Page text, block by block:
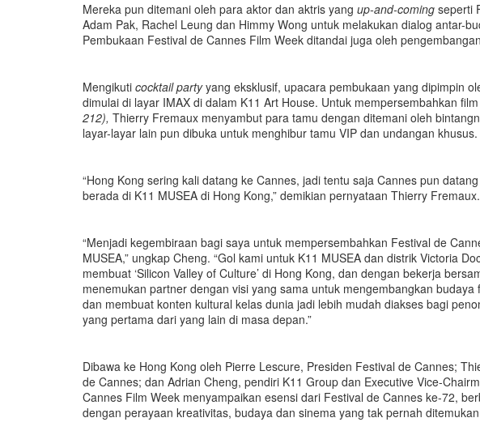
Mereka pun ditemani oleh para aktor dan aktris yang up-and-coming seperti
Adam Pak, Rachel Leung dan Himmy Wong untuk melakukan dialog antar-
Pembukaan Festival de Cannes Film Week ditandai juga oleh
Mengikuti cocktail partyyang eksklusif, upacara pembukaan yang dipimpin
dimulai di layar IMAX di dalam K11 Art House. Untuk mempersembahkan
212), Thierry Fremaux menyambut para tamu dengan ditemani oleh
layar-layar lain pun dibuka untuk menghibur tamu VIP dan undangan khusus.
“Hong Kong sering kali datang ke Cannes, jadi tentu saja Cannes pun
berada di K11 MUSEA di Hong Kong,” demikian pernyataan Thierry Fremaux.
“Menjadi kegembiraan bagi saya untuk mempersembahkan Festival de
MUSEA,” ungkap Cheng. “Gol kami untuk K11 MUSEA dan distrik Victoria
membuat ‘Silicon Valley of Culture’ di Hong Kong, dan dengan bekerja
menemukan partner dengan visi yang sama untuk mengembangkan
dan membuat konten kultural kelas dunia jadi lebih mudah diakses bagi
yang pertama dari yang lain di masa depan.”
Dibawa ke Hong Kong oleh Pierre Lescure, Presiden Festival de Cannes;
de Cannes; dan Adrian Cheng, pendiri K11 Group dan Executive Vice-
Cannes Film Week menyampaikan esensi dari Festival de Cannes ke-72,
dengan perayaan kreativitas, budaya dan sinema yang tak pernah